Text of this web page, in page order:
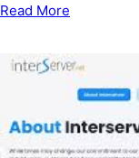
Read More